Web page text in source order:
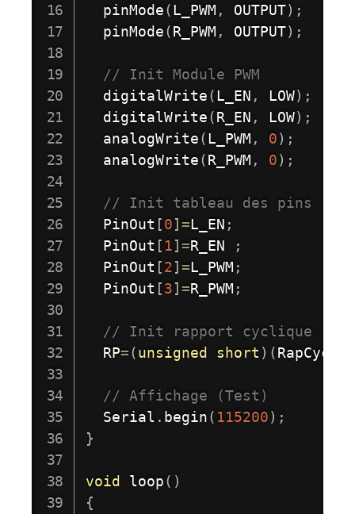
pinMode(L_PWM , OUTPUT) ;
pinMode(R_PWM , OUTPUT) ;
// Init Module PWM
digitalWrite(L_EN , LOW) ;
digitalWrite(R_EN , LOW) ;
analogWrite(L_PWM , 0) ;
analogWrite(R_PWM , 0) ;
// Init tableau des pins
  PinOut
[0]=L_EN ;
  PinOut
[ 1]=R_EN
;
  PinOut
[2]=L_PWM ;
  PinOut
[3]=R_PWM ;
// Init rapport cyclique
  RP
=(unsigned short ) (RapCyc
// Affichage (Test)
  Serial
. begin( 115200) ;
}
void loop( )
{